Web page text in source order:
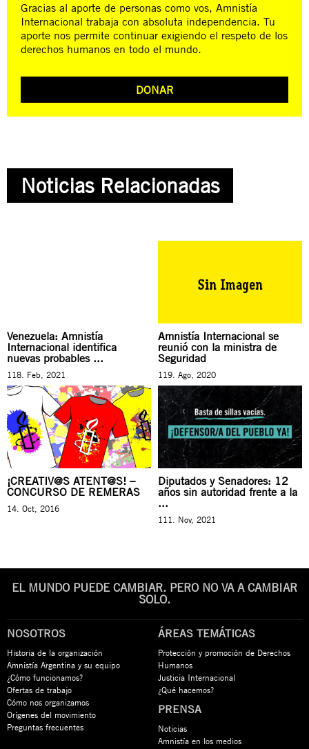
Gracias al aporte de personas como vos, Amnistía
Internacional trabaja con absoluta independencia. Tu
aporte nos permite continuar exigiendo el respeto de los
derechos humanos en todo el mundo.
DONAR
Noticias Relacionadas
Venezuela: Amnistía
Internacional identifica
nuevas probables ...
118. Feb, 2021
Amnistía Internacional se
reunió con la ministra de
Seguridad
119. Ago, 2020
¡CREATIV@S ATENT@S! –
CONCURSO DE REMERAS
14. Oct, 2016
Diputados y Senadores: 12
años sin autoridad frente a la
...
111. Nov, 2021
EL MUNDO PUEDE CAMBIAR. PERO NO VA A CAMBIAR
SOLO.
NOSOTROS
Historia de la organización
Amnistía Argentina y su equipo
¿Cómo funcionamos?
Ofertas de trabajo
Cómo nos organizamos
Orígenes del movimiento
Preguntas frecuentes
ÁREAS TEMÁTICAS
Protección y promoción de Derechos
Humanos
Justicia Internacional
¿Qué hacemos?
PRENSA
Noticias
Amnistía en los medios